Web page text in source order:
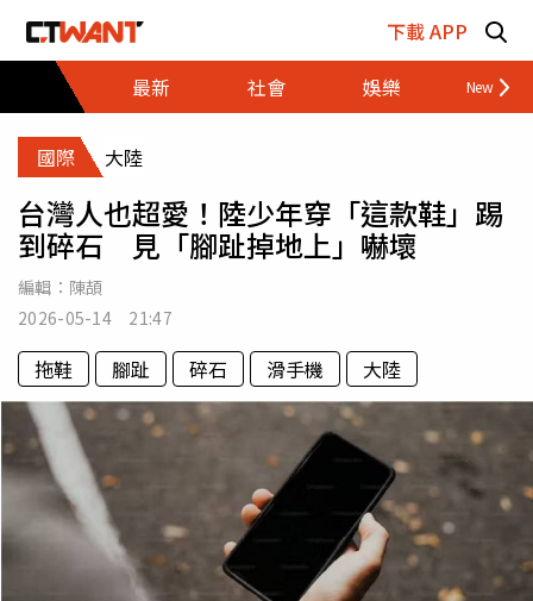
下載 APP
最新
社會 娛樂 財經
國際 大陸
台灣人也超愛！陸少年穿「這款鞋」踢
到碎石 見「腳趾掉地上」嚇壞
編輯： 陳頡
2026-05-14 21:47
拖鞋 腳趾 碎石 滑手機 大陸